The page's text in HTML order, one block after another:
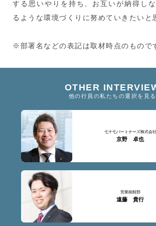
する思いやりを持ち、お互いが納得し
るような環境づくりに努めていきたいと
※部署名などの表記は取材時点のもので
OTHER
他の行員の私たちの選択を見る
七十七パートナーズ株式会社
京野 卓也
営業統轄部
遠藤 貴行